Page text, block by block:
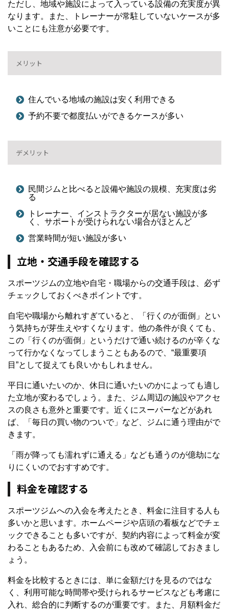
ただし、地域や施設によって入っている設備の充実度が異
なります。また、トレーナーが常駐していないケースが多
いことにも注意が必要です。
メリット
住んでいる地域の施設は安く利用できる
予約不要で都度払いができるケースが多い
デメリット
民間ジムと比べると設備や施設の規模、充実度は劣
る
トレーナー、インストラクターが居ない施設が多
く、サポートが受けられない場合がほとんど
営業時間が短い施設が多い
立地・交通手段を確認する
スポーツジムの立地や自宅・職場からの交通手段は、必ず
チェックしておくべきポイントです。
自宅や職場から離れすぎていると、「行くのが面倒」とい
う気持ちが芽生えやすくなります。他の条件が良くても、
この「行くのが面倒」というだけで通い続けるのが辛くな
って行かなくなってしまうこともあるので、“最重要項
目”として捉えても良いかもしれません。
平日に通いたいのか、休日に通いたいのかによっても適し
た立地が変わるでしょう。また、ジム周辺の施設やアクセ
スの良さも意外と重要です。近くにスーパーなどがあれ
ば、「毎日の買い物のついで」など、ジムに通う理由がで
きます。
「雨が降っても濡れずに通える」なども通うのが億劫にな
りにくいのでおすすめです。
料金を確認する
スポーツジムへの入会を考えたとき、料金に注目する人も
多いかと思います。ホームページや店頭の看板などでチェ
ックできることも多いですが、契約内容によって料金が変
わることもあるため、入会前にも改めて確認しておきまし
ょう。
料金を比較するときには、単に金額だけを見るのではな
く、利用可能な時間帯や受けられるサービスなども考慮に
入れ、総合的に判断するのが重要です。また、月額料金だ